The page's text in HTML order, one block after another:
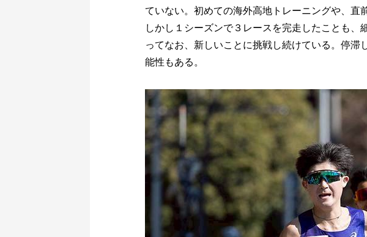
ていない。初めての海外高地トレーニングや、直
しかし１シーズンで３レースを完走したことも
ってなお、新しいことに挑戦し続けている。停
能性もある。